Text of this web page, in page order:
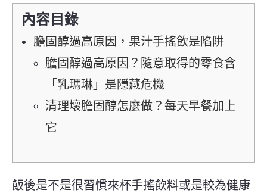
內容目錄
膽固醇過高原因，果汁手搖飲是陷阱
膽固醇過高原因？隨意取得的零食含
「乳瑪琳」是隱藏危機
清理壞膽固醇怎麼做？每天早餐加上
它
飯後是不是很習慣來杯手搖飲料或是較為健康